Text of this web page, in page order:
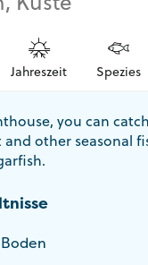
Jahreszeit Spezies
you can
other seasonal